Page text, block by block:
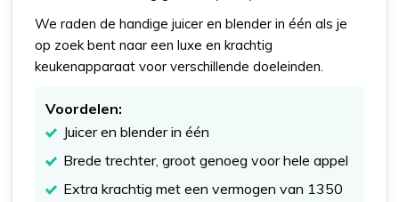
We raden de handige juicer en blender in één als je
op zoek bent naar een luxe en krachtig
keukenapparaat voor verschillende doeleinden.
Voordelen:
Juicer en blender in één
Brede trechter, groot genoeg voor hele appel
Extra krachtig met een vermogen van 1350